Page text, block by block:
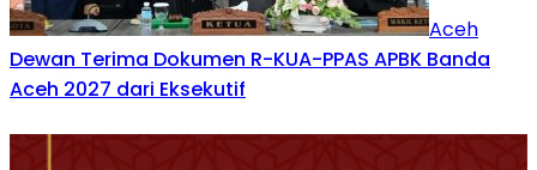
Aceh
Dewan Terima Dokumen R-KUA-PPAS APBK Banda
Aceh 2027 dari Eksekutif